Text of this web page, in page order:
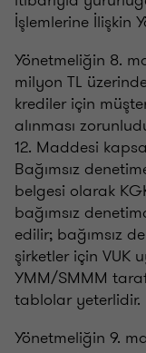
İşlemlerine İlişkin
Yönetmeliğin 8.
milyon TL
krediler için
alınması
12. Maddesi
Bağımsız
belgesi olarak
bağımsız
edilir; bağımsız
şirketler için VUK
YMM/SMMM
tablolar yeterlidir.
Yönetmeliğin 9.